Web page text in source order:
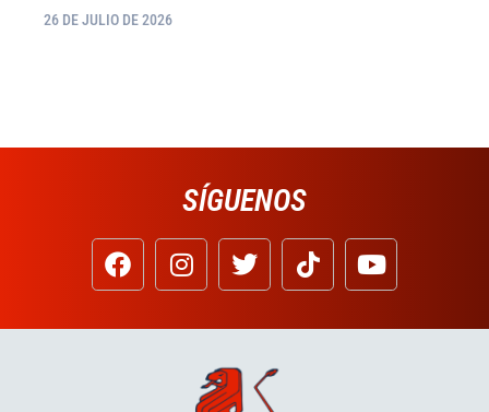
26 DE JULIO DE 2026
SÍGUENOS